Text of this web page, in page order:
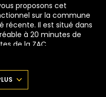
proposons cet
sur la commune
récente. Il est situé dans
à 20 minutes de
de la ZAC
parfait pour un premier
extérieur rare